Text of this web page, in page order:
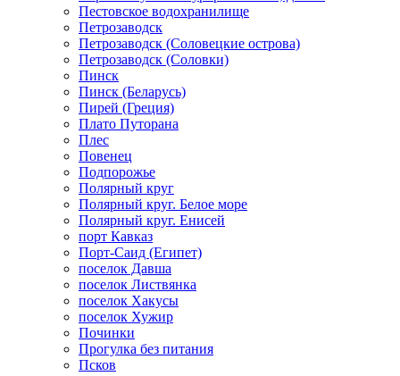
Пестовское водохранилище
Петрозаводск
Петрозаводск (Соловецкие острова)
Петрозаводск (Соловки)
Пинск
Пинск (Беларусь)
Пирей (Греция)
Плато Путорана
Плес
Повенец
Подпорожье
Полярный круг
Полярный круг. Белое море
Полярный круг. Енисей
порт Кавказ
Порт-Саид (Египет)
поселок Давша
поселок Листвянка
поселок Хакусы
поселок Хужир
Починки
Прогулка без питания
Псков